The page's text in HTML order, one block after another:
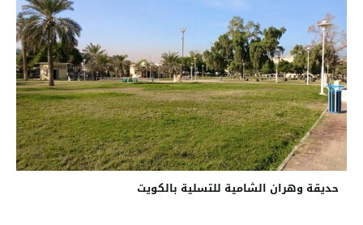
حديقة وهران الشامية للتسلية بالكويت